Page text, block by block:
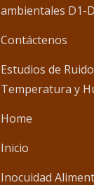
ambientales D1-
Contáctenos
Estudios de
Temperatura y
Home
Inicio
Inocuidad